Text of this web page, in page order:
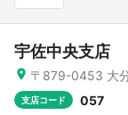
宇佐中央支店
〒879-0453 大
支店コード 057